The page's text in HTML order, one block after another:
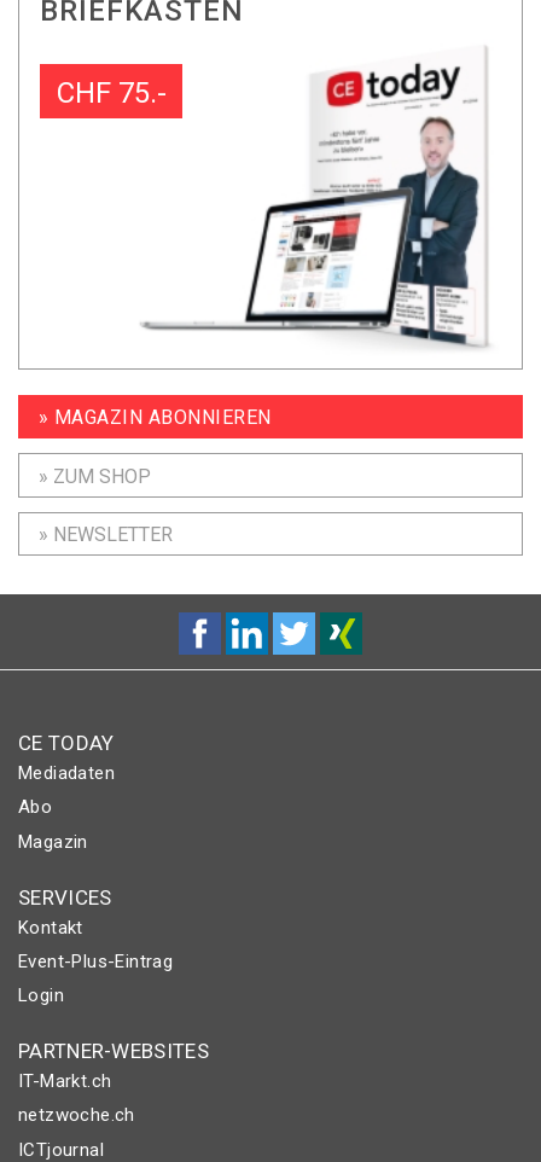
BRIEFKASTEN
CHF 75.-
» MAGAZIN ABONNIEREN
» ZUM SHOP
» NEWSLETTER
CE TODAY
Mediadaten
Abo
Magazin
SERVICES
Kontakt
Event-Plus-Eintrag
Login
PARTNER-WEBSITES
IT-Markt.ch
netzwoche.ch
ICTjournal